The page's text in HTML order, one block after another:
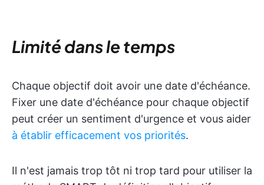
Limité dans le temps
Chaque objectif doit avoir une date d'échéance.
Fixer une date d'échéance pour chaque objectif
peut créer un sentiment d'urgence et vous aider
à établir efficacement vos priorités.
Il n'est jamais trop tôt ni trop tard pour utiliser la